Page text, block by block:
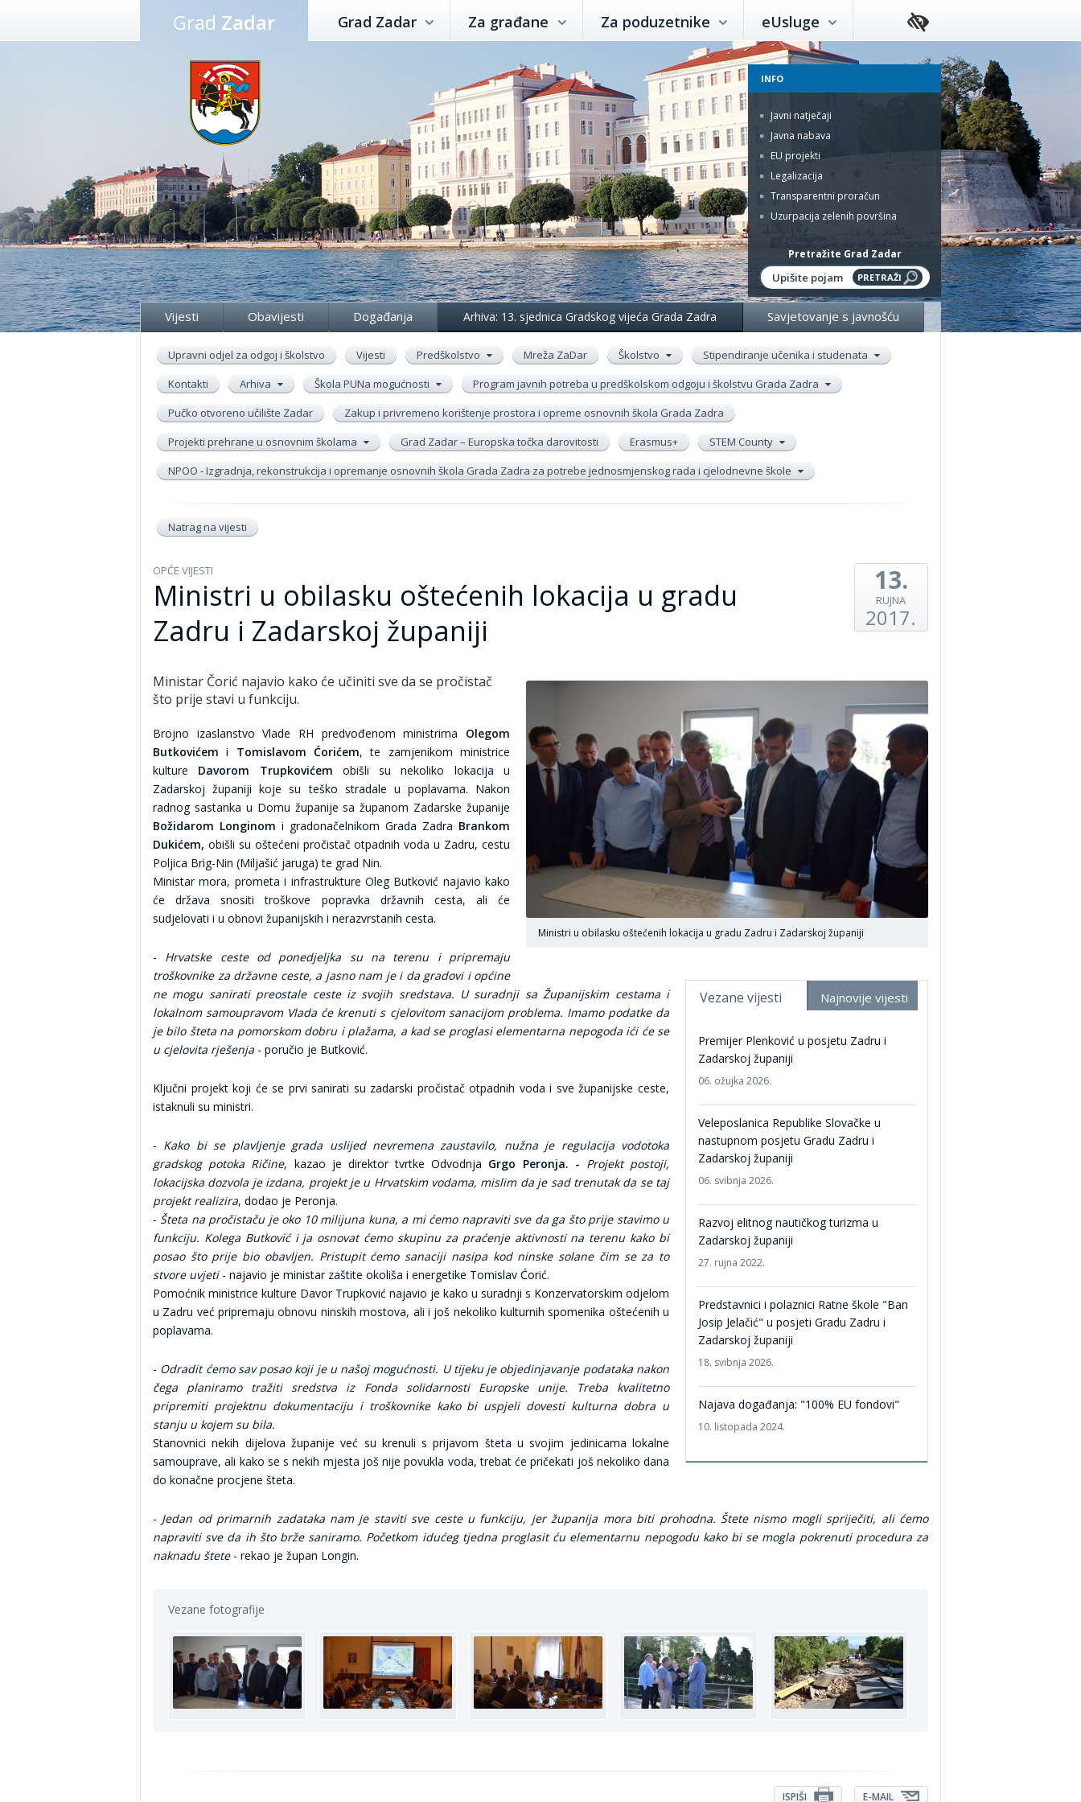
Preskoči
Grad Zadar Grad Zadar Za građane Za poduzetnike eUsluge
INFO
Javni natječaji
Javna nabava
EU projekti
Legalizacija
Transparentni proračun
Uzurpacija zelenih površina
Pretražite Grad Zadar
Vijesti Obavijesti Događanja Arhiva: 13. sjednica Gradskog vijeća Grada Zadra Savjetovanje s javnošću
Upravni odjel za odgoj i školstvo Vijesti Predškolstvo Mreža ZaDar Školstvo
Stipendiranje učenika i studenata
Kontakti
Arhiva Škola PUNa mogućnosti
Program javnih potreba u predškolskom odgoju i školstvu Grada Zadra
Pučko otvoreno učilište Zadar
Zakup i privremeno korištenje prostora i opreme osnovnih škola Grada Zadra
Projekti prehrane u osnovnim školama
Grad Zadar – Europska točka darovitosti Erasmus+
STEM County
NPOO - Izgradnja, rekonstrukcija i opremanje osnovnih škola Grada Zadra za potrebe jednosmjenskog rada i cjelodnevne škole
Natrag na vijesti
OPĆE VIJESTI
Ministri u obilasku oštećenih lokacija u gradu
Zadru i Zadarskoj županiji
13.
RUJNA
2017.
Ministri u obilasku oštećenih lokacija u gradu Zadru i Zadarskoj županiji
Vezane vijesti Najnovije vijesti
Premijer Plenković u posjetu Zadru i
Zadarskoj županiji
06. ožujka 2026.
Veleposlanica Republike Slovačke u
nastupnom posjetu Gradu Zadru i
Zadarskoj županiji
06. svibnja 2026.
Razvoj elitnog nautičkog turizma u
Zadarskoj županiji
27. rujna 2022.
Predstavnici i polaznici Ratne škole "Ban
Josip Jelačić" u posjeti Gradu Zadru i
Zadarskoj županiji
18. svibnja 2026.
Najava događanja: "100% EU fondovi"
10. listopada 2024.
Ministar Čorić najavio kako će učiniti sve da se pročistač
što prije stavi u funkciju.
Brojno izaslanstvo Vlade RH predvođenom ministrima Olegom
Butkovićem i Tomislavom Ćorićem, te zamjenikom ministrice
kulture Davorom Trupkovićem obišli su nekoliko lokacija u
Zadarskoj županiji koje su teško stradale u poplavama. Nakon
radnog sastanka u Domu županije sa županom Zadarske županije
Božidarom Longinom i gradonačelnikom Grada Zadra Brankom
Dukićem, obišli su oštećeni pročistač otpadnih voda u Zadru, cestu
Poljica Brig-Nin (Miljašić jaruga) te grad Nin.
Ministar mora, prometa i infrastrukture Oleg Butković najavio kako
će država snositi troškove popravka državnih cesta, ali će
sudjelovati i u obnovi županijskih i nerazvrstanih cesta.
- Hrvatske ceste od ponedjeljka su na terenu i pripremaju
troškovnike za državne ceste, a jasno nam je i da gradovi i općine
ne mogu sanirati preostale ceste iz svojih sredstava. U suradnji sa Županijskim cestama i
lokalnom samoupravom Vlada će krenuti s cjelovitom sanacijom problema. Imamo podatke da
je bilo šteta na pomorskom dobru i plažama, a kad se proglasi elementarna nepogoda ići će se
u cjelovita rješenja - poručio je Butković.
Ključni projekt koji će se prvi sanirati su zadarski pročistač otpadnih voda i sve županijske ceste,
istaknuli su ministri.
- Kako bi se plavljenje grada uslijed nevremena zaustavilo, nužna je regulacija vodotoka
gradskog potoka Ričine, kazao je direktor tvrtke Odvodnja Grgo Peronja. - Projekt postoji,
lokacijska dozvola je izdana, projekt je u Hrvatskim vodama, mislim da je sad trenutak da se taj
projekt realizira, dodao je Peronja.
- Šteta na pročistaču je oko 10 milijuna kuna, a mi ćemo napraviti sve da ga što prije stavimo u
funkciju. Kolega Butković i ja osnovat ćemo skupinu za praćenje aktivnosti na terenu kako bi
posao što prije bio obavljen. Pristupit ćemo sanaciji nasipa kod ninske solane čim se za to
stvore uvjeti- najavio je ministar zaštite okoliša i energetike Tomislav Ćorić.
Pomoćnik ministrice kulture Davor Trupković najavio je kako u suradnji s Konzervatorskim odjelom
u Zadru već pripremaju obnovu ninskih mostova, ali i još nekoliko kulturnih spomenika oštećenih u
poplavama.
- Odradit ćemo sav posao koji je u našoj mogućnosti. U tijeku je objedinjavanje podataka nakon
čega planiramo tražiti sredstva iz Fonda solidarnosti Europske unije. Treba kvalitetno
pripremiti projektnu dokumentaciju i troškovnike kako bi uspjeli dovesti kulturna dobra u
stanju u kojem su bila.
Stanovnici nekih dijelova županije već su krenuli s prijavom šteta u svojim jedinicama lokalne
samouprave, ali kako se s nekih mjesta još nije povukla voda, trebat će pričekati još nekoliko dana
do konačne procjene šteta.
- Jedan od primarnih zadataka nam je staviti sve ceste u funkciju, jer županija mora biti prohodna. Štete nismo mogli spriječiti, ali ćemo
napraviti sve da ih što brže saniramo. Početkom idućeg tjedna proglasit ću elementarnu nepogodu kako bi se mogla pokrenuti procedura za
naknadu štete- rekao je župan Longin.
Vezane fotografije
E-MAIL
ISPIŠI